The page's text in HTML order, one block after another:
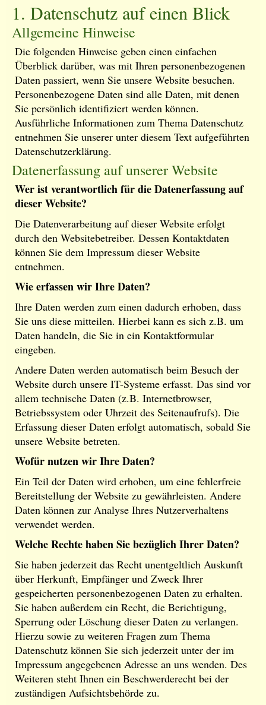
1. Datenschutz auf einen Blick
Allgemeine Hinweise
Die folgenden Hinweise geben einen einfachen
Überblick darüber, was mit Ihren personenbezogenen
Daten passiert, wenn Sie unsere Website besuchen.
Personenbezogene Daten sind alle Daten, mit denen
Sie persönlich identifiziert werden können.
Ausführliche Informationen zum Thema Datenschutz
entnehmen Sie unserer unter diesem Text aufgeführten
Datenschutzerklärung.
Datenerfassung auf unserer Website
Wer ist verantwortlich für die Datenerfassung auf
dieser Website?
Die Datenverarbeitung auf dieser Website erfolgt
durch den Websitebetreiber. Dessen Kontaktdaten
können Sie dem Impressum dieser Website
entnehmen.
Wie erfassen wir Ihre Daten?
Ihre Daten werden zum einen dadurch erhoben, dass
Sie uns diese mitteilen. Hierbei kann es sich z.B. um
Daten handeln, die Sie in ein Kontaktformular
eingeben.
Andere Daten werden automatisch beim Besuch der
Website durch unsere IT-Systeme erfasst. Das sind vor
allem technische Daten (z.B. Internetbrowser,
Betriebssystem oder Uhrzeit des Seitenaufrufs). Die
Erfassung dieser Daten erfolgt automatisch, sobald Sie
unsere Website betreten.
Wofür nutzen wir Ihre Daten?
Ein Teil der Daten wird erhoben, um eine fehlerfreie
Bereitstellung der Website zu gewährleisten. Andere
Daten können zur Analyse Ihres Nutzerverhaltens
verwendet werden.
Welche Rechte haben Sie bezüglich Ihrer Daten?
Sie haben jederzeit das Recht unentgeltlich Auskunft
über Herkunft, Empfänger und Zweck Ihrer
gespeicherten personenbezogenen Daten zu erhalten.
Sie haben außerdem ein Recht, die Berichtigung,
Sperrung oder Löschung dieser Daten zu verlangen.
Hierzu sowie zu weiteren Fragen zum Thema
Datenschutz können Sie sich jederzeit unter der im
Impressum angegebenen Adresse an uns wenden. Des
Weiteren steht Ihnen ein Beschwerderecht bei der
zuständigen Aufsichtsbehörde zu.